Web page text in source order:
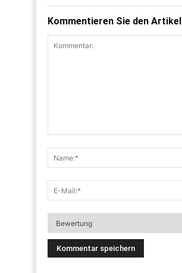
Kommentieren Sie den Artikel